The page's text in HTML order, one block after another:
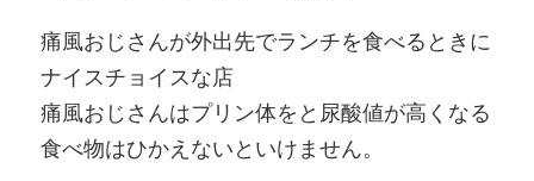
痛風おじさんが外出先でランチを食べるときに
ナイスチョイスな店
痛風おじさんはプリン体をと尿酸値が高くなる
食べ物はひかえないといけません。